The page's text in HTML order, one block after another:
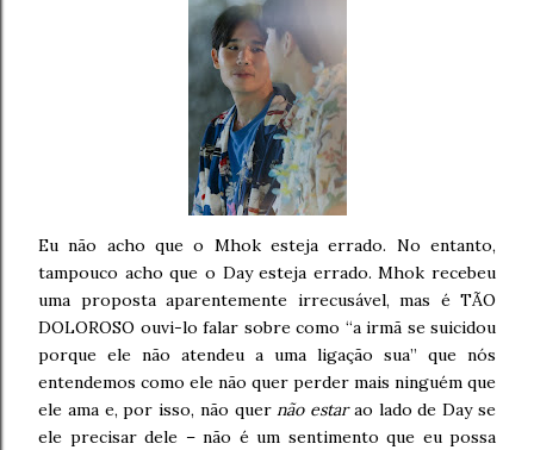
Eu não acho que o Mhok esteja errado. No entanto,
tampouco acho que o Day esteja errado. Mhok recebeu
uma proposta aparentemente irrecusável, mas é TÃO
DOLOROSO ouvi-lo falar sobre como “a irmã se suicidou
porque ele não atendeu a uma ligação sua” que nós
entendemos como ele não quer perder mais ninguém que
ele ama e, por isso, não quernão estarao lado de Day se
ele precisar dele – não é um sentimento que eu possa